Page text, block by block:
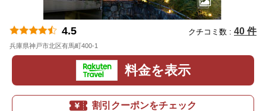
4.5 クチコミ数 : 40 件
兵庫県神戸市北区有馬町400-1
料金を表示
割引クーポンをチェック